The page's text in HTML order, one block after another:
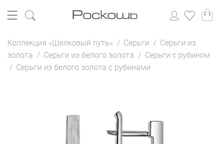
Коллекция «Шелковый путь» / Серьги / Серьги из
золота / Серьги из белого золота / Серьги с рубином
/ Серьги из белого золота с рубинами